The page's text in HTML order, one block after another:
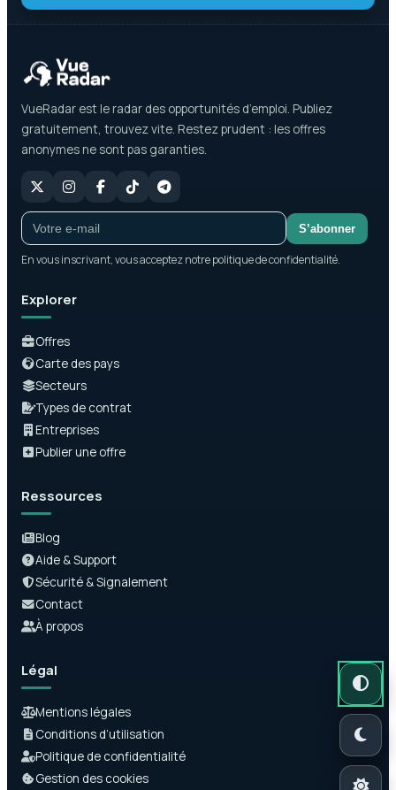
VueRadar est le radar des opportunités d’emploi. Publiez
gratuitement, trouvez vite. Restez prudent : les offres
anonymes ne sont pas garanties.
S’abonner
En vous inscrivant, vous acceptez notre politique de confidentialité.
Explorer
Offres
Carte des pays
Secteurs
Types de contrat
Entreprises
Publier une offre
Ressources
Blog
Aide & Support
Sécurité & Signalement
Contact
À propos
Légal
Mentions légales
Conditions d’utilisation
Politique de confidentialité
Gestion des cookies
Mode
Mode
Mode clair